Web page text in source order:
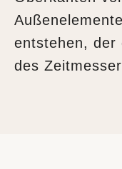
entstehen, der
des